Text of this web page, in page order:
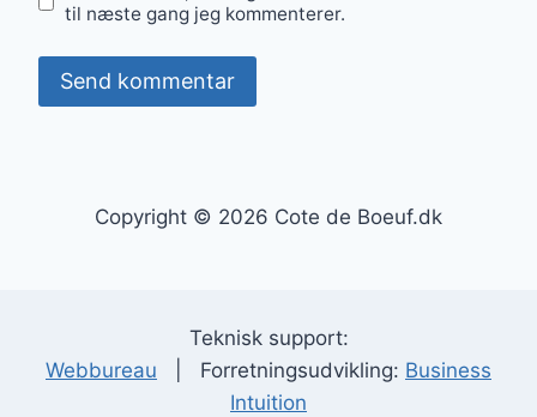
til næste gang jeg kommenterer.
Copyright © 2026 Cote de Boeuf.dk
Teknisk support:
Webbureau | Forretningsudvikling: Business
Intuition